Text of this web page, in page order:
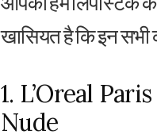
खासियत है कि इन सभी
1. L’Oreal
Nude